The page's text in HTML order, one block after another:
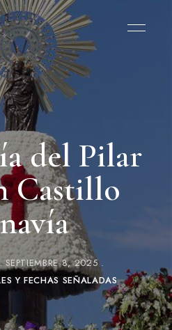
del Pilar
Castillo
SEPTIEMBRE 8, 2025
Y FECHAS SEÑALADAS